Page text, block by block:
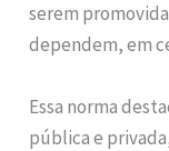
serem
dependem, em
Essa norma
pública e